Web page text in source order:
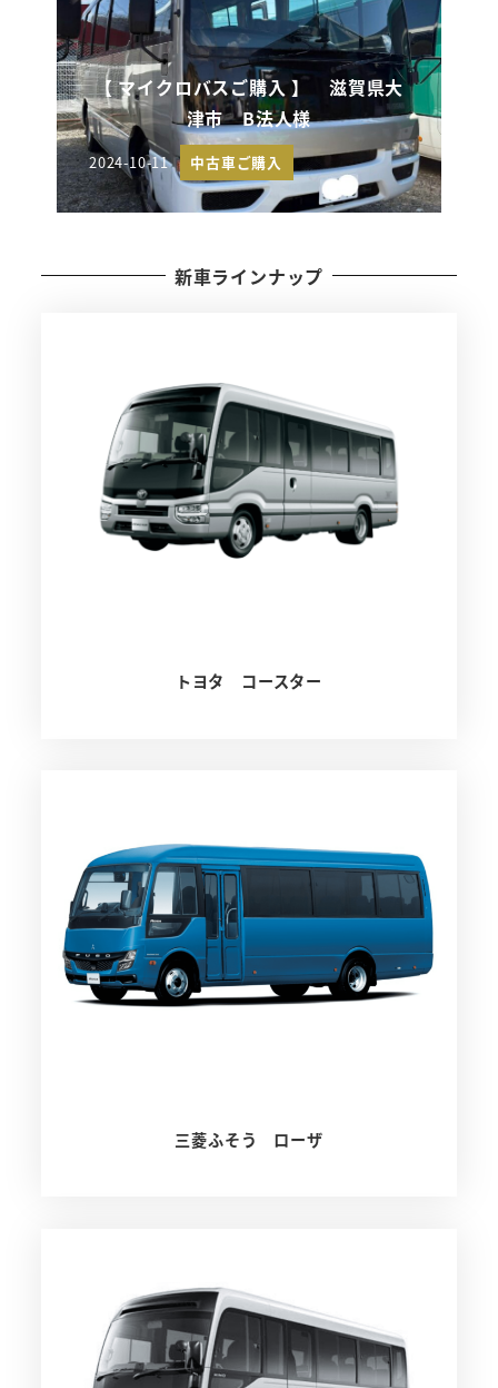
【 マイクロバスご購入 】 滋賀県大
津市 B法人様
投稿日
2024-10-11 中古車ご購入
新車ラインナップ
トヨタ コースター
三菱ふそう ローザ